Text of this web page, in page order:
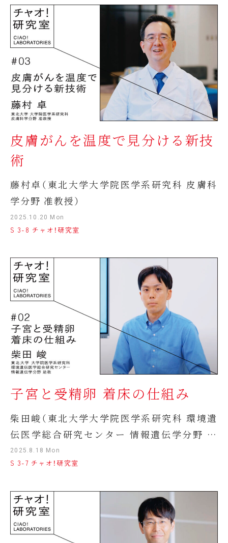
皮膚がんを温度で見分ける新技
術
藤村卓（東北大学大学院医学系研究科 皮膚科
学分野 准教授）
2025.10.20 Mon
S 3-8 チャオ！研究室
子宮と受精卵 着床の仕組み
柴田峻（東北大学大学院医学系研究科 環境遺
伝医学総合研究センター 情報遺伝学分野 助
教）
2025.8.18 Mon
S 3-7 チャオ！研究室